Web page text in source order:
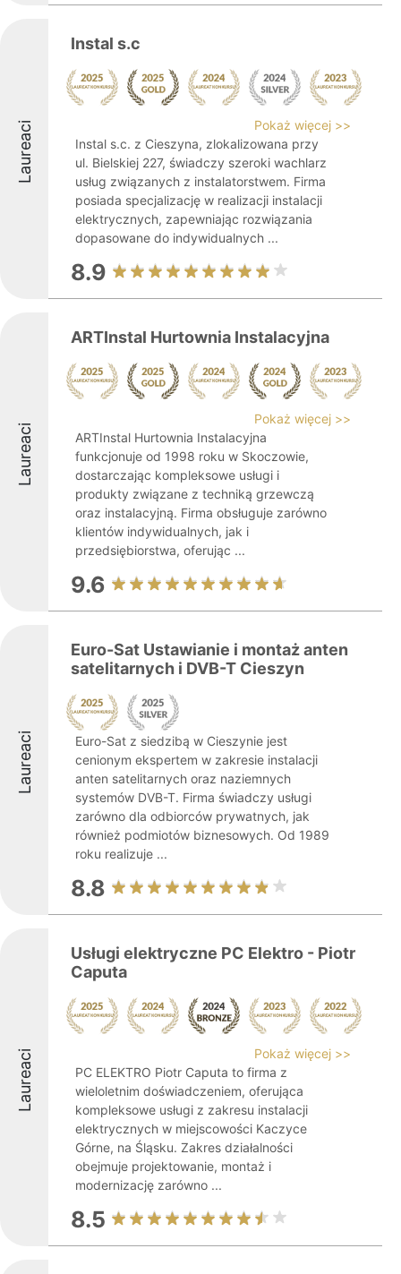
Laureaci
Instal s.c
Pokaż więcej >>
Instal s.c. z Cieszyna, zlokalizowana przy
ul. Bielskiej 227, świadczy szeroki wachlarz
usług związanych z instalatorstwem. Firma
posiada specjalizację w realizacji instalacji
elektrycznych, zapewniając rozwiązania
dopasowane do indywidualnych ...
8.9
Laureaci
ARTInstal Hurtownia Instalacyjna
Pokaż więcej >>
ARTInstal Hurtownia Instalacyjna
funkcjonuje od 1998 roku w Skoczowie,
dostarczając kompleksowe usługi i
produkty związane z techniką grzewczą
oraz instalacyjną. Firma obsługuje zarówno
klientów indywidualnych, jak i
przedsiębiorstwa, oferując ...
9.6
Laureaci
Euro-Sat Ustawianie i montaż anten
satelitarnych i DVB-T Cieszyn
Euro-Sat z siedzibą w Cieszynie jest
cenionym ekspertem w zakresie instalacji
anten satelitarnych oraz naziemnych
systemów DVB-T. Firma świadczy usługi
zarówno dla odbiorców prywatnych, jak
również podmiotów biznesowych. Od 1989
roku realizuje ...
8.8
Laureaci
Usługi elektryczne PC Elektro - Piotr
Caputa
Pokaż więcej >>
PC ELEKTRO Piotr Caputa to firma z
wieloletnim doświadczeniem, oferująca
kompleksowe usługi z zakresu instalacji
elektrycznych w miejscowości Kaczyce
Górne, na Śląsku. Zakres działalności
obejmuje projektowanie, montaż i
modernizację zarówno ...
8.5